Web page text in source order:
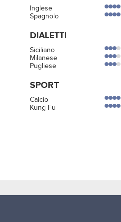
Inglese
Spagnolo
DIALETTI
Siciliano
Milanese
Pugliese
SPORT
Calcio
Kung Fu